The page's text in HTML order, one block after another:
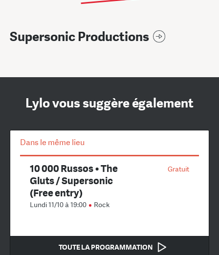
Supersonic Productions
Lylo vous suggère également
Dans le même lieu
Gratuit
10 000 Russos • The
Gluts / Supersonic
(Free entry)
Lundi 11/10 à 19:00 Rock
TOUTE LA PROGRAMMATION